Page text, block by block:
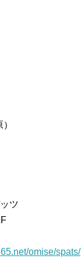
ツ
omise/spats/